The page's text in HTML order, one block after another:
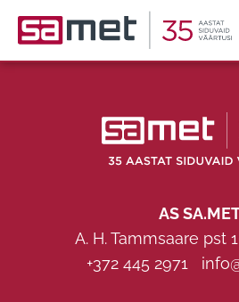
AS
A. H. Tammsaare pst
+372 445 2971